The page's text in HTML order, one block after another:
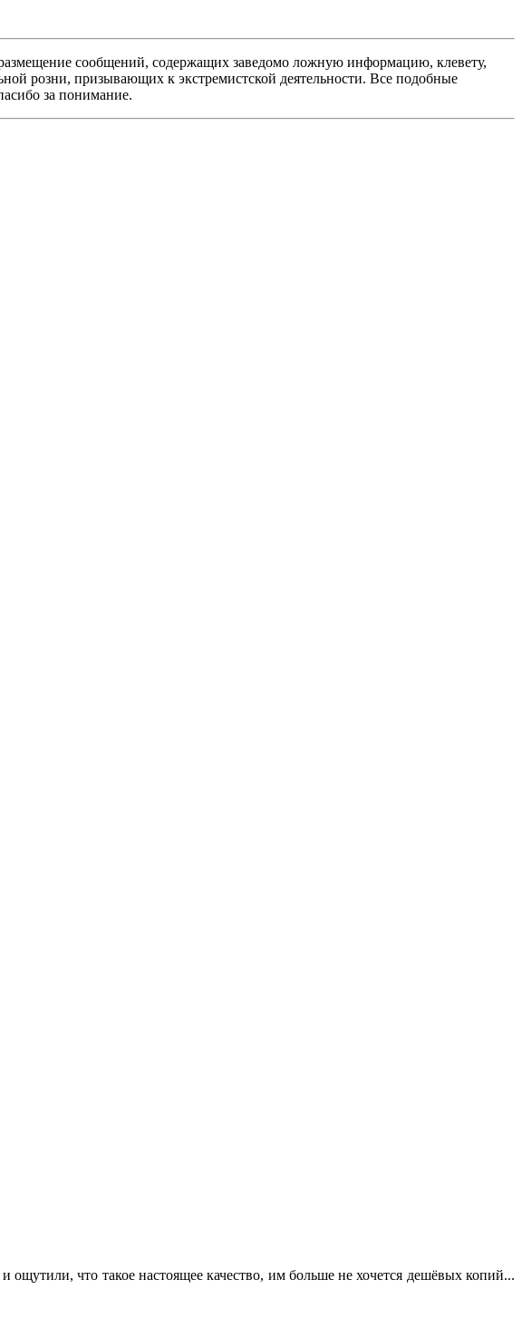
сообщений, содержащих заведомо ложную информацию, клевету,
розни, призывающих к экстремистской деятельности. Все подобные
за понимание.
что такое настоящее качество, им больше не хочется дешёвых копий...